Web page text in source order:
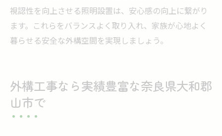
視認性を向上させる照明設置は、安心感の向上に繋がり
ます。これらをバランスよく取り入れ、家族が心地よく
暮らせる安全な外構空間を実現しましょう。
外構工事なら実績豊富な奈良県大和郡
山市で